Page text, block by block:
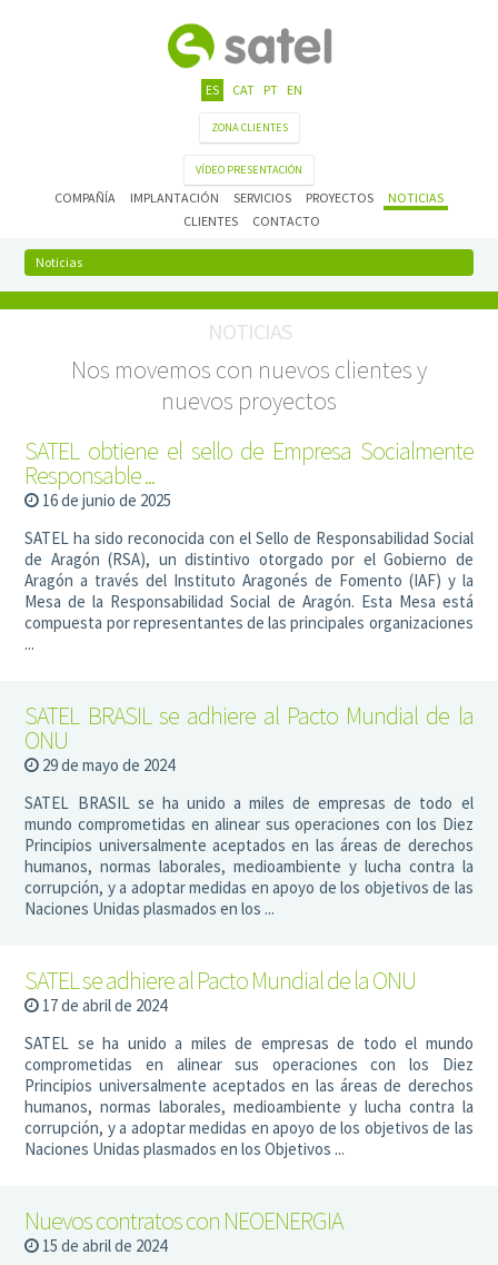
ES CAT PT EN
ZONA CLIENTES
VÍDEO PRESENTACIÓN
COMPAÑÍA IMPLANTACIÓN SERVICIOS PROYECTOS
NOTICIAS
CLIENTES
CONTACTO
Noticias
NOTICIAS
Nos movemos con nuevos clientes y
nuevos proyectos
SATEL obtiene el sello de Empresa Socialmente
Responsable ...
16 de junio de 2025
SATEL ha sido reconocida con el Sello de Responsabilidad Social
de Aragón (RSA), un distintivo otorgado por el Gobierno de
Aragón a través del Instituto Aragonés de Fomento (IAF) y la
Mesa de la Responsabilidad Social de Aragón. Esta Mesa está
compuesta por representantes de las principales organizaciones
...
SATEL BRASIL se adhiere al Pacto Mundial de la
ONU
29 de mayo de 2024
SATEL BRASIL se ha unido a miles de empresas de todo el
mundo comprometidas en alinear sus operaciones con los Diez
Principios universalmente aceptados en las áreas de derechos
humanos, normas laborales, medioambiente y lucha contra la
corrupción, y a adoptar medidas en apoyo de los objetivos de las
Naciones Unidas plasmados en los ...
SATEL se adhiere al Pacto Mundial de la ONU
17 de abril de 2024
SATEL se ha unido a miles de empresas de todo el mundo
comprometidas en alinear sus operaciones con los Diez
Principios universalmente aceptados en las áreas de derechos
humanos, normas laborales, medioambiente y lucha contra la
corrupción, y a adoptar medidas en apoyo de los objetivos de las
Naciones Unidas plasmados en los Objetivos ...
Nuevos contratos con NEOENERGIA
15 de abril de 2024